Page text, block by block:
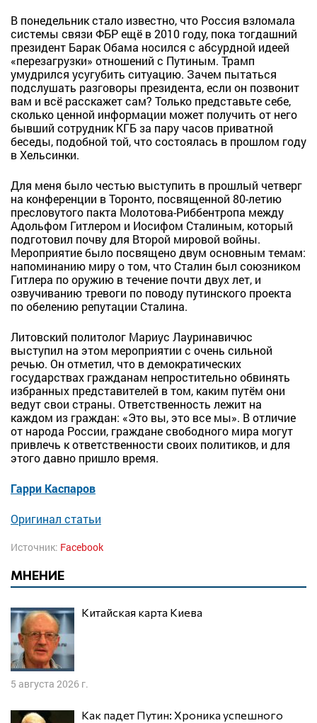
В понедельник стало известно, что Россия взломала
системы связи ФБР ещё в 2010 году, пока тогдашний
президент Барак Обама носился с абсурдной идеей
«перезагрузки» отношений с Путиным. Трамп
умудрился усугубить ситуацию. Зачем пытаться
подслушать разговоры президента, если он позвонит
вам и всё расскажет сам? Только представьте себе,
сколько ценной информации может получить от него
бывший сотрудник КГБ за пару часов приватной
беседы, подобной той, что состоялась в прошлом году
в Хельсинки.
Для меня было честью выступить в прошлый четверг
на конференции в Торонто, посвященной 80-летию
пресловутого пакта Молотова-Риббентропа между
Адольфом Гитлером и Иосифом Сталиным, который
подготовил почву для Второй мировой войны.
Мероприятие было посвящено двум основным темам:
напоминанию миру о том, что Сталин был союзником
Гитлера по оружию в течение почти двух лет, и
озвучиванию тревоги по поводу путинского проекта
по обелению репутации Сталина.
Литовский политолог Мариус Лауринавичюс
выступил на этом мероприятии с очень сильной
речью. Он отметил, что в демократических
государствах гражданам непростительно обвинять
избранных представителей в том, каким путём они
ведут свои страны. Ответственность лежит на
каждом из граждан: «Это вы, это все мы». В отличие
от народа России, граждане свободного мира могут
привлечь к ответственности своих политиков, и для
этого давно пришло время.
Гарри Каспаров
Оригинал статьи
Источник: Facebook
МНЕНИЕ
Китайская карта Киева
5 августа 2026 г.
Как падет Путин: Хроника успешного